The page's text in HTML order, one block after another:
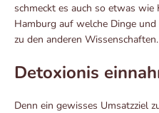
schmeckt es auch so etwas
Hamburg auf welche Dinge
zu den anderen Wissenschaften.
Detoxionis
Denn ein gewisses Umsatzziel